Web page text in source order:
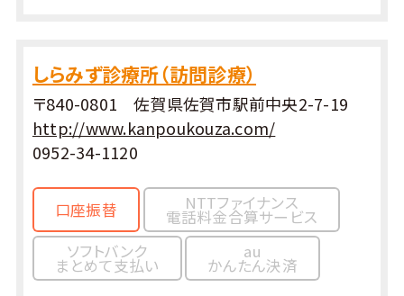
しらみず診療所（訪問診療）
〒840-0801 佐賀県佐賀市駅前中央2-7-19
http://www.kanpoukouza.com/
0952-34-1120
口座振替 NTTファイナンス
電話料金合算サービス
ソフトバンク
まとめて支払い
au
かんたん決済